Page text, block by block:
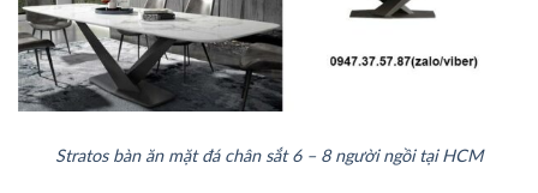
Stratos bàn ăn mặt đá chân sắt 6 – 8 người ngồi tại HCM